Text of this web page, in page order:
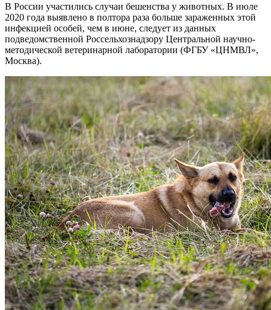
В России участились случаи бешенства у животных. В июле
2020 года выявлено в полтора раза больше зараженных этой
инфекцией особей, чем в июне, следует из данных
подведомственной Россельхознадзору Центральной научно-
методической ветеринарной лаборатории (ФГБУ «ЦНМВЛ»,
Москва).